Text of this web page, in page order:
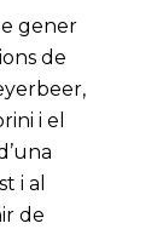
gener
de
i el
i al
de